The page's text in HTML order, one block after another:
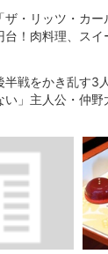
「ザ・リッツ・カ
台！肉料理、ス
半戦をかき乱す3
い」主人公・仲